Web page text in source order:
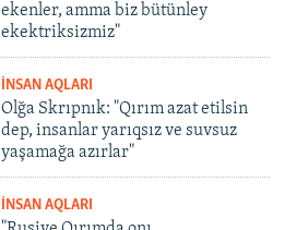
ekenler, amma biz bütünley
ekektriksizmiz"
İNSAN AQLARI
Olğa Skrıpnık: "Qırım azat etilsin
dep, insanlar yarıqsız ve suvsuz
yaşamağa azırlar"
İNSAN AQLARI